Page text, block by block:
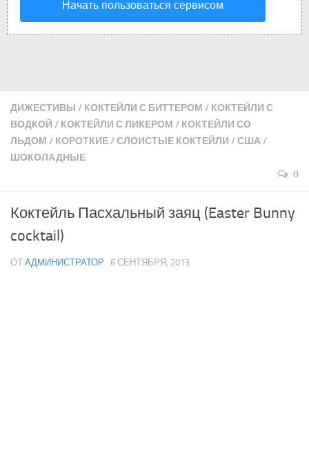
Начать пользоваться сервисом
ДИЖЕСТИВЫ / КОКТЕЙЛИ С БИТТЕРОМ / КОКТЕЙЛИ С
ВОДКОЙ / КОКТЕЙЛИ С ЛИКЕРОМ / КОКТЕЙЛИ СО
ЛЬДОМ / КОРОТКИЕ/СЛОИСТЫЕ КОКТЕЙЛИ /США/
ШОКОЛАДНЫЕ
0
Коктейль Пасхальный заяц (Easter Bunny
cocktail)
ОТ АДМИНИСТРАТОР · 6 СЕНТЯБРЯ, 2013